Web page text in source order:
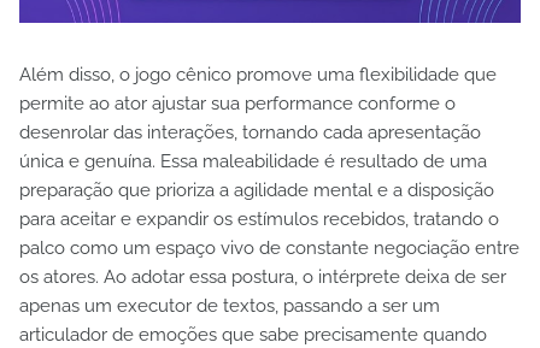
Além disso, o jogo cênico promove uma flexibilidade que
permite ao ator ajustar sua performance conforme o
desenrolar das interações, tornando cada apresentação
única e genuína. Essa maleabilidade é resultado de uma
preparação que prioriza a agilidade mental e a disposição
para aceitar e expandir os estímulos recebidos, tratando o
palco como um espaço vivo de constante negociação entre
os atores. Ao adotar essa postura, o intérprete deixa de ser
apenas um executor de textos, passando a ser um
articulador de emoções que sabe precisamente quando